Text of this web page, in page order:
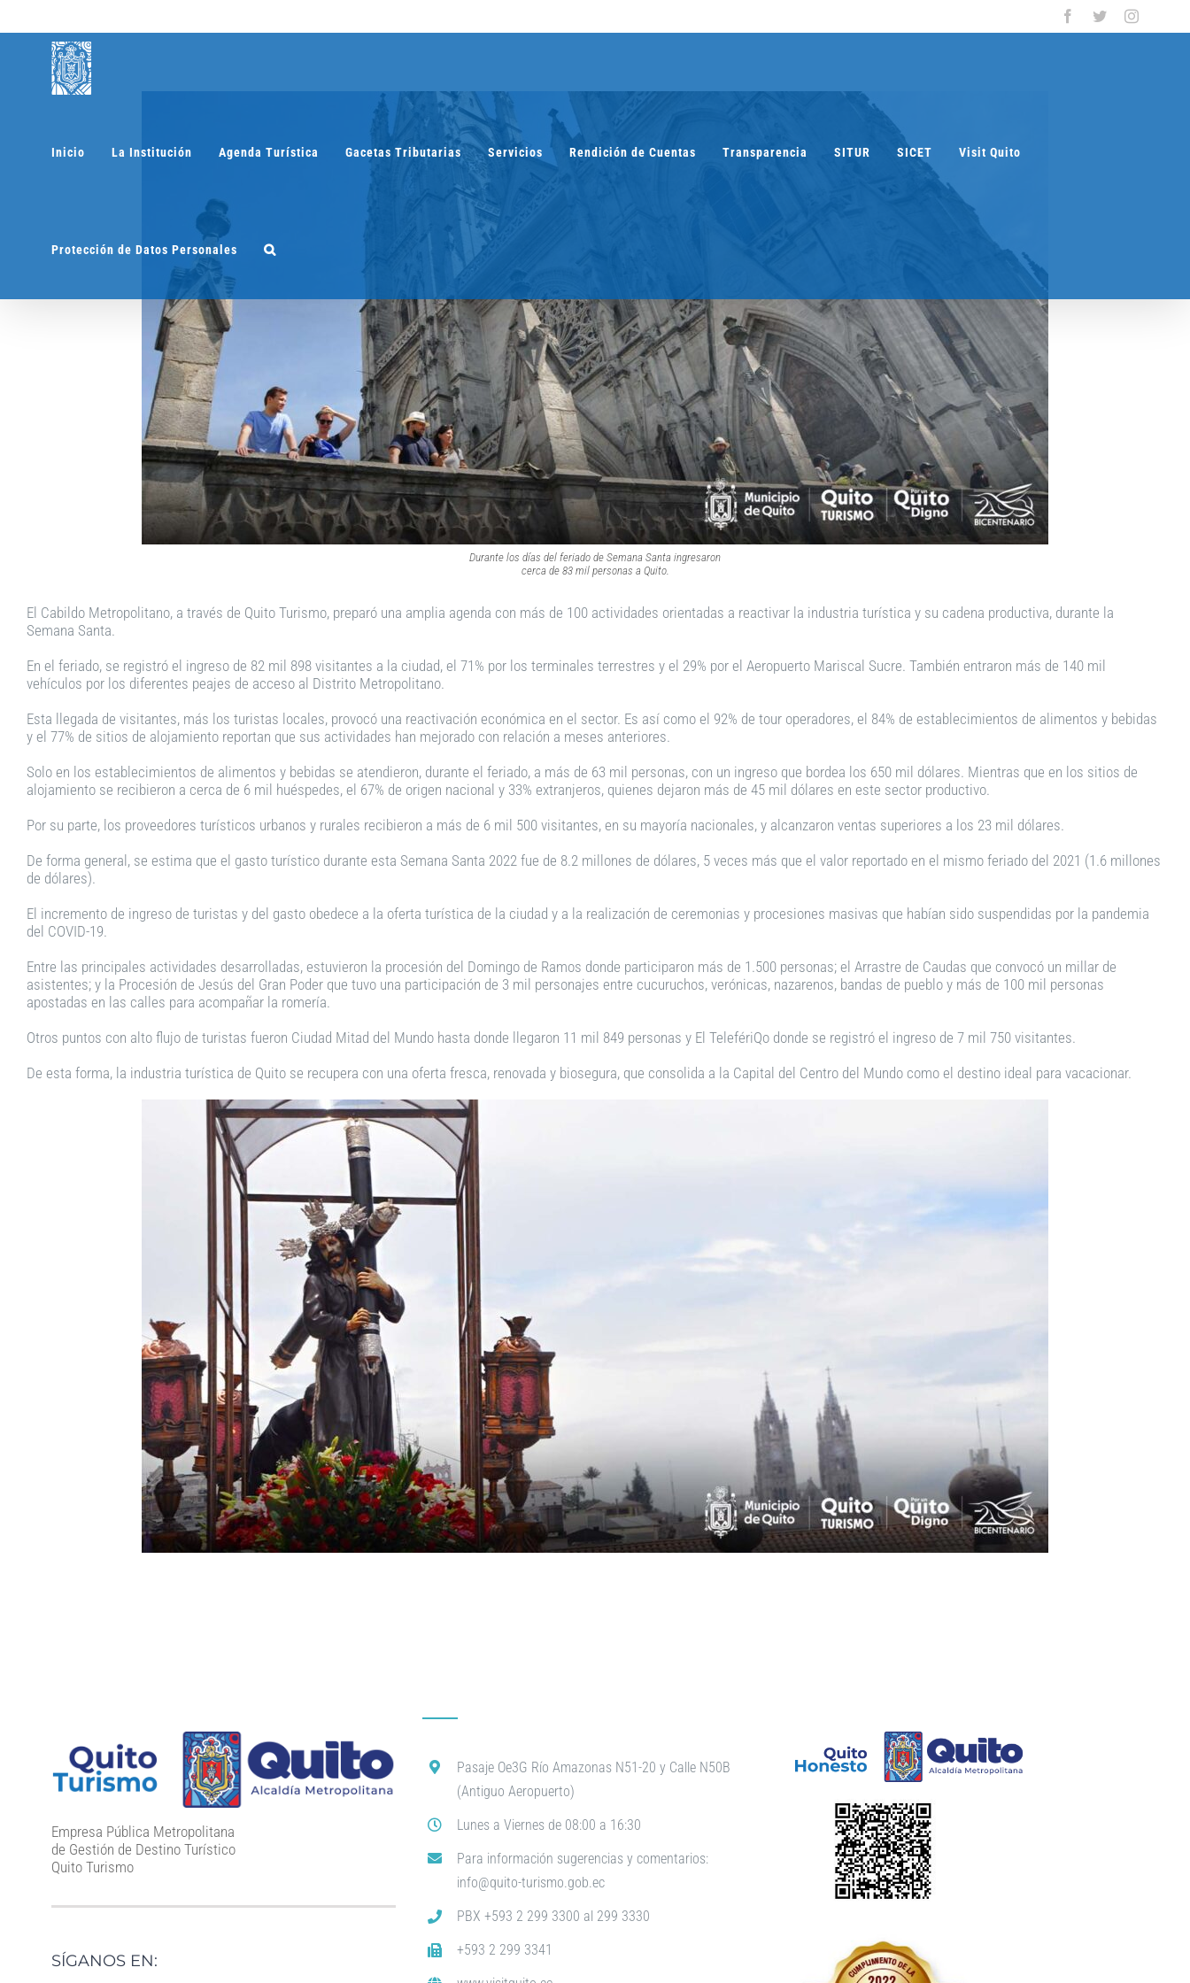
contenido
Facebook
Twitter
Inicio La Institución Agenda Turística Gacetas Tributarias Servicios Rendición de Cuentas Transparencia SITUR SICET Visit Quito
Protección de Datos Personales
Durante los días del feriado de Semana Santa ingresaron
cerca de 83 mil personas a Quito.
El Cabildo Metropolitano, a través de Quito Turismo, preparó una amplia agenda con más de 100 actividades orientadas a reactivar la industria turística y su cadena productiva, durante la
Semana Santa.
En el feriado, se registró el ingreso de 82 mil 898 visitantes a la ciudad, el 71% por los terminales terrestres y el 29% por el Aeropuerto Mariscal Sucre. También entraron más de 140 mil
vehículos por los diferentes peajes de acceso al Distrito Metropolitano.
Esta llegada de visitantes, más los turistas locales, provocó una reactivación económica en el sector. Es así como el 92% de tour operadores, el 84% de establecimientos de alimentos y bebidas
y el 77% de sitios de alojamiento reportan que sus actividades han mejorado con relación a meses anteriores.
Solo en los establecimientos de alimentos y bebidas se atendieron, durante el feriado, a más de 63 mil personas, con un ingreso que bordea los 650 mil dólares. Mientras que en los sitios de
alojamiento se recibieron a cerca de 6 mil huéspedes, el 67% de origen nacional y 33% extranjeros, quienes dejaron más de 45 mil dólares en este sector productivo.
Por su parte, los proveedores turísticos urbanos y rurales recibieron a más de 6 mil 500 visitantes, en su mayoría nacionales, y alcanzaron ventas superiores a los 23 mil dólares.
De forma general, se estima que el gasto turístico durante esta Semana Santa 2022 fue de 8.2 millones de dólares, 5 veces más que el valor reportado en el mismo feriado del 2021 (1.6 millones
de dólares).
El incremento de ingreso de turistas y del gasto obedece a la oferta turística de la ciudad y a la realización de ceremonias y procesiones masivas que habían sido suspendidas por la pandemia
del COVID-19.
Entre las principales actividades desarrolladas, estuvieron la procesión del Domingo de Ramos donde participaron más de 1.500 personas; el Arrastre de Caudas que convocó un millar de
asistentes; y la Procesión de Jesús del Gran Poder que tuvo una participación de 3 mil personajes entre cucuruchos, verónicas, nazarenos, bandas de pueblo y más de 100 mil personas
apostadas en las calles para acompañar la romería.
Otros puntos con alto flujo de turistas fueron Ciudad Mitad del Mundo hasta donde llegaron 11 mil 849 personas y El TelefériQo donde se registró el ingreso de 7 mil 750 visitantes.
De esta forma, la industria turística de Quito se recupera con una oferta fresca, renovada y biosegura, que consolida a la Capital del Centro del Mundo como el destino ideal para vacacionar.
Empresa Pública Metropolitana
de Gestión de Destino Turístico
Quito Turismo
SÍGANOS EN:
Pasaje Oe3G Río Amazonas N51-20 y Calle N50B
(Antiguo Aeropuerto)
Lunes a Viernes de 08:00 a 16:30
Para información sugerencias y comentarios:
info@quito-turismo.gob.ec
PBX +593 2 299 3300 al 299 3330
+593 2 299 3341